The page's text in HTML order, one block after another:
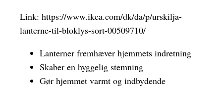
Link: https://www.ikea.com/dk/da/p/urskilja-
lanterne-til-bloklys-sort-00509710/
Lanterner fremhæver hjemmets indretning
Skaber en hyggelig stemning
Gør hjemmet varmt og indbydende